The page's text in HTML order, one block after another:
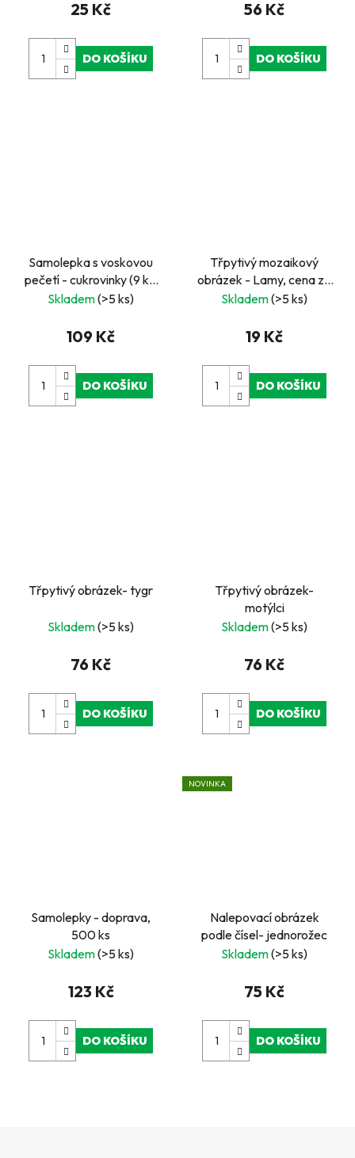
25 Kč
DO KOŠÍKU
56 Kč
DO KOŠÍKU
Samolepka s voskovou
pečetí - cukrovinky (9 ks,
Ø 25 - 33 mm)
Skladem(>5 ks)
109 Kč
DO KOŠÍKU
Třpytivý mozaikový
obrázek - Lamy, cena za
kus, v boxu 24 ks
Skladem(>5 ks)
19 Kč
DO KOŠÍKU
Třpytivý obrázek- tygr
Skladem(>5 ks)
76 Kč
DO KOŠÍKU
Třpytivý obrázek-
motýlci
Skladem(>5 ks)
76 Kč
DO KOŠÍKU
Samolepky - doprava,
500 ks
Skladem(>5 ks)
123 Kč
DO KOŠÍKU
NOVINKA
Nalepovací obrázek
podle čísel- jednorožec
Skladem(>5 ks)
75 Kč
DO KOŠÍKU